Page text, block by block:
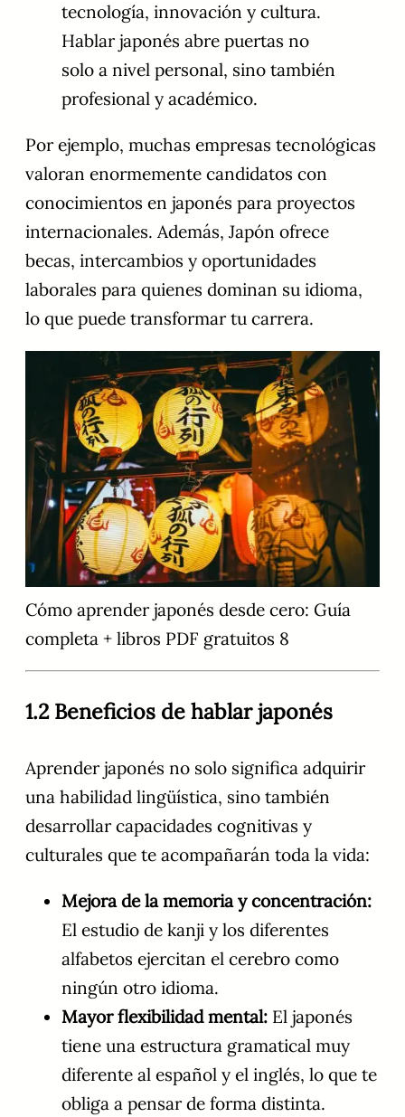
tecnología, innovación y cultura.
Hablar japonés abre puertas no
solo a nivel personal, sino también
profesional y académico.
Por ejemplo, muchas empresas tecnológicas
valoran enormemente candidatos con
conocimientos en japonés para proyectos
internacionales. Además, Japón ofrece
becas, intercambios y oportunidades
laborales para quienes dominan su idioma,
lo que puede transformar tu carrera.
Cómo aprender japonés desde cero: Guía
completa + libros PDF gratuitos 8
1.2 Beneficios de hablar japonés
Aprender japonés no solo significa adquirir
una habilidad lingüística, sino también
desarrollar capacidades cognitivas y
culturales que te acompañarán toda la vida:
Mejora de la memoria y concentración:
El estudio de kanji y los diferentes
alfabetos ejercitan el cerebro como
ningún otro idioma.
Mayor flexibilidad mental: El japonés
tiene una estructura gramatical muy
diferente al español y el inglés, lo que te
obliga a pensar de forma distinta.